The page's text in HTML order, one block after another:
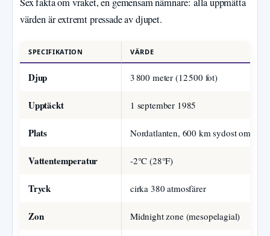
värden är extremt pressade av djupet.
SPECIFIKATION VÄRDE
Djup 3 800 meter (12 500 fot)
Upptäckt 1 september 1985
Plats Nordatlanten, 600 km sydost om
Vattentemperatur -2°C (28°F)
Tryck cirka 380 atmosfärer
Zon Midnight zone (mesopelagial)